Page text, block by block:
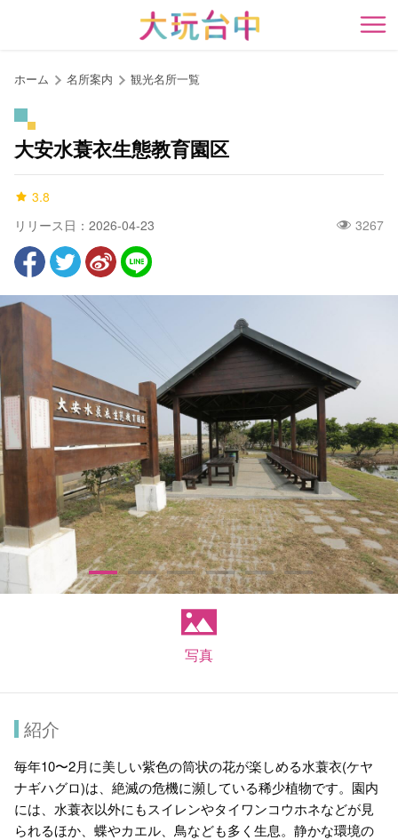
開
ホーム 名所案内 観光名所一覧
大安水蓑衣生態教育園区
3.8
リリース日：2026-04-23
3267
写真
紹介
毎年10〜2月に美しい紫色の筒状の花が楽しめる水蓑衣(ケヤ
ナギハグロ)は、絶滅の危機に瀕している稀少植物です。園内
には、水蓑衣以外にもスイレンやタイワンコウホネなどが見
られるほか、蝶やカエル、鳥なども多く生息。静かな環境の